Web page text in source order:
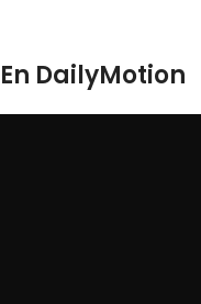
En DailyMotion